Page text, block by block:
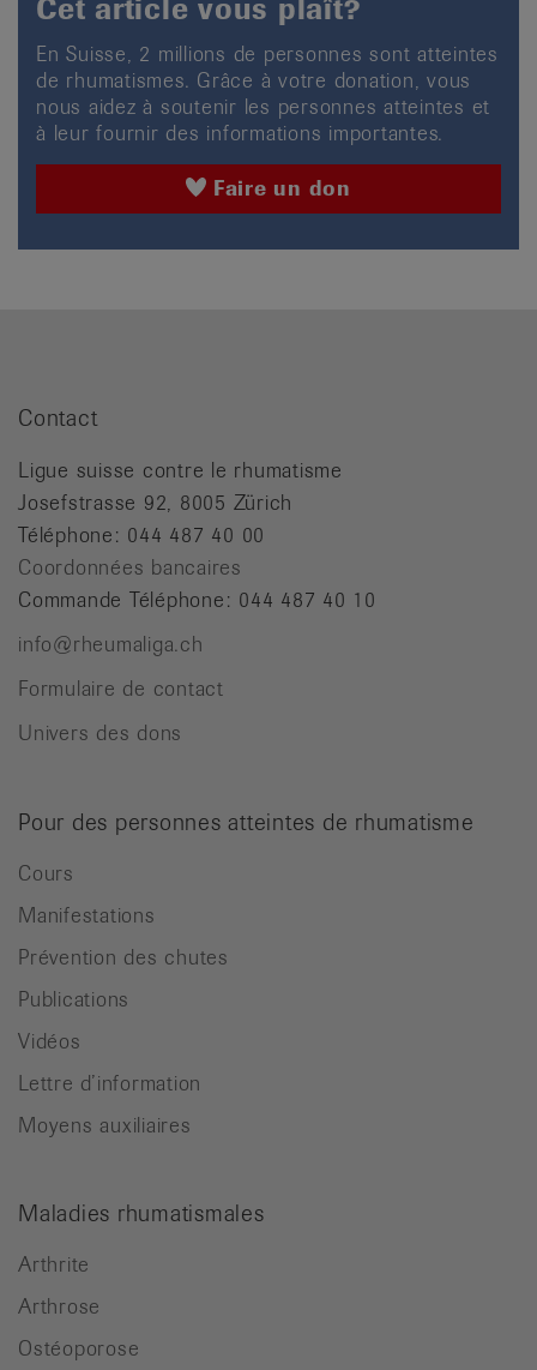
Cet article vous plaît?
En Suisse, 2 millions de personnes sont atteintes
de rhumatismes. Grâce à votre donation, vous
nous aidez à soutenir les personnes atteintes et
à leur fournir des informations importantes.
Faire un don
Contact
Ligue suisse contre le rhumatisme
Josefstrasse 92, 8005 Zürich
Téléphone: 044 487 40 00
Coordonnées bancaires
Commande Téléphone: 044 487 40 10
info@rheumaliga.ch
Formulaire de contact
Univers des dons
Pour des personnes atteintes de rhumatisme
Cours
Manifestations
Prévention des chutes
Publications
Vidéos
Lettre d’information
Moyens auxiliaires
Maladies rhumatismales
Arthrite
Arthrose
Ostéoporose